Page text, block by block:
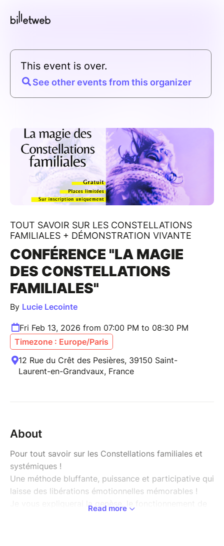
This event is over.
See other events from this organizer
TOUT SAVOIR SUR LES CONSTELLATIONS
FAMILIALES + DÉMONSTRATION VIVANTE
CONFÉRENCE "LA MAGIE
DES CONSTELLATIONS
FAMILIALES"
By Lucie Lecointe
Fri Feb 13, 2026 from 07:00 PM to 08:30 PM
Timezone : Europe/Paris
12 Rue du Crêt des Pesières, 39150 Saint-
Laurent-en-Grandvaux, France
About
Pour tout savoir sur les Constellations familiales et
systémiques !
Une méthode bluffante, puissance et participative qui
laisse des libérations émotionnelles mémorables !
Je vous expliquerai la genèse, le fonctionnement de
Read more